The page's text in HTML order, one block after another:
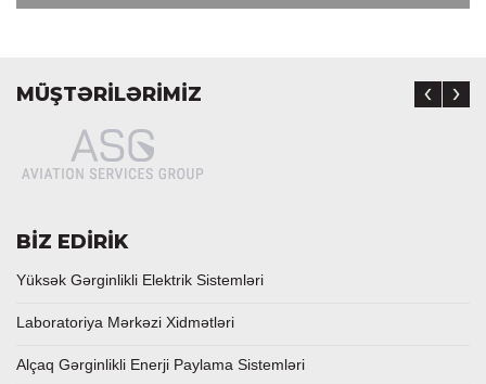
MÜŞTƏRİLƏRİMİZ
BİZ EDİRİK
Yüksək Gərginlikli Elektrik Sistemləri
Laboratoriya Mərkəzi Xidmətləri
Alçaq Gərginlikli Enerji Paylama Sistemləri